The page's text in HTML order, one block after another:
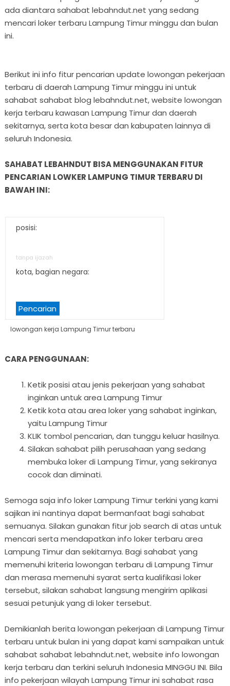
ada diantara sahabat lebahndut.net yang sedang
mencari loker terbaru Lampung Timur minggu dan bulan
ini.
Berikut ini info fitur pencarian update lowongan pekerjaan
terbaru di daerah Lampung Timur minggu ini untuk
sahabat sahabat blog lebahndut.net, website lowongan
kerja terbaru kawasan Lampung Timur dan daerah
sekitarnya, serta kota besar dan kabupaten lainnya di
seluruh Indonesia.
SAHABAT LEBAHNDUT BISA MENGGUNAKAN FITUR
PENCARIAN LOWKER LAMPUNG TIMUR TERBARU DI
BAWAH INI:
posisi:
tanpa ijazah
kota, bagian negara:
Pencarian
lowongan kerja Lampung Timur terbaru
CARA PENGGUNAAN:
Ketik posisi atau jenis pekerjaan yang sahabat
inginkan untuk area Lampung Timur
Ketik kota atau area loker yang sahabat inginkan,
yaitu Lampung Timur
KLIK tombol pencarian, dan tunggu keluar hasilnya.
Silakan sahabat pilih perusahaan yang sedang
membuka loker di Lampung Timur, yang sekiranya
cocok dan diminati.
Semoga saja info loker Lampung Timur terkini yang kami
sajikan ini nantinya dapat bermanfaat bagi sahabat
semuanya. Silakan gunakan fitur job search di atas untuk
mencari serta mendapatkan info loker terbaru area
Lampung Timur dan sekitarnya. Bagi sahabat yang
memenuhi kriteria lowongan terbaru di Lampung Timur
dan merasa memenuhi syarat serta kualifikasi loker
tersebut, silakan sahabat langsung mengirim aplikasi
sesuai petunjuk yang di loker tersebut.
Demikianlah berita lowongan pekerjaan di Lampung Timur
terbaru untuk bulan ini yang dapat kami sampaikan untuk
sahabat sahabat lebahndut.net, website info lowongan
kerja terbaru dan terkini seluruh Indonesia MINGGU INI. Bila
info pekerjaan wilayah Lampung Timur ini sahabat rasa